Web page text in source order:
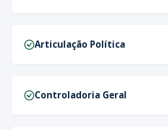
Articulação Política
Controladoria Geral